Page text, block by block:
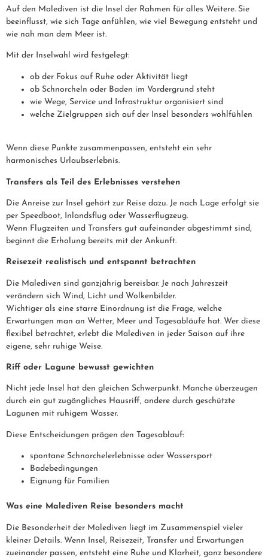
Auf den Malediven ist die Insel der Rahmen für alles Weitere. Sie
beeinflusst, wie sich Tage anfühlen, wie viel Bewegung entsteht und
wie nah man dem Meer ist.
Mit der Inselwahl wird festgelegt:
ob der Fokus auf Ruhe oder Aktivität liegt
ob Schnorcheln oder Baden im Vordergrund steht
wie Wege, Service und Infrastruktur organisiert sind
welche Zielgruppen sich auf der Insel besonders wohlfühlen
Wenn diese Punkte zusammenpassen, entsteht ein sehr
harmonisches Urlaubserlebnis.
Transfers als Teil des Erlebnisses verstehen
Die Anreise zur Insel gehört zur Reise dazu. Je nach Lage erfolgt sie
per Speedboot, Inlandsflug oder Wasserflugzeug.
Wenn Flugzeiten und Transfers gut aufeinander abgestimmt sind,
beginnt die Erholung bereits mit der Ankunft.
Reisezeit realistisch und entspannt betrachten
Die Malediven sind ganzjährig bereisbar. Je nach Jahreszeit
verändern sich Wind, Licht und Wolkenbilder.
Wichtiger als eine starre Einordnung ist die Frage, welche
Erwartungen man an Wetter, Meer und Tagesabläufe hat. Wer diese
flexibel betrachtet, erlebt die Malediven in jeder Saison auf ihre
eigene, sehr ruhige Weise.
Riff oder Lagune bewusst gewichten
Nicht jede Insel hat den gleichen Schwerpunkt. Manche überzeugen
durch ein gut zugängliches Hausriff, andere durch geschützte
Lagunen mit ruhigem Wasser.
Diese Entscheidungen prägen den Tagesablauf:
spontane Schnorchelerlebnisse oder Wassersport
Badebedingungen
Eignung für Familien
Was eine Malediven Reise besonders macht
Die Besonderheit der Malediven liegt im Zusammenspiel vieler
kleiner Details. Wenn Insel, Reisezeit, Transfer und Erwartungen
zueinander passen, entsteht eine Ruhe und Klarheit, ganz besondere